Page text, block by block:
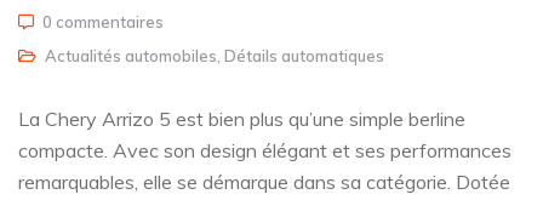
0 commentaires
Actualités automobiles Détails automatiques
La Chery Arrizo 5 est bien plus qu’une simple berline
compacte. Avec son design élégant et ses performances
remarquables, elle se démarque dans sa catégorie. Dotée